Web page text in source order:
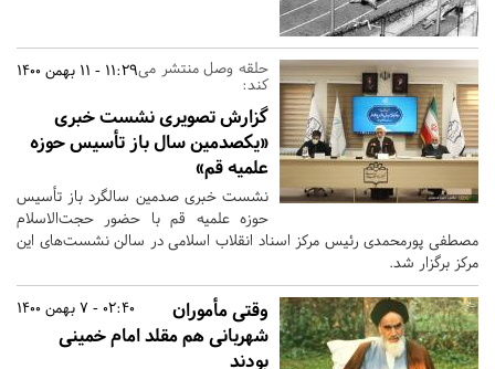
11:29 - 11 بهمن 1400حلقه وصل منتشر می
کند:
گزارش تصویری نشست خبری
«یکصدمین سال باز تأسیس حوزه
علمیه قم»
نشست خبری صدمین سالگرد باز تأسیس
حوزه علمیه قم با حضور حجت‌الاسلام
مصطفی پورمحمدی رئیس مرکز اسناد انقلاب اسلامی در سالن نشست‌های این
مرکز برگزار شد.
02:40 - 7 بهمن 1400
وقتی مأموران
شهربانی هم مقلد امام خمینی
بودند